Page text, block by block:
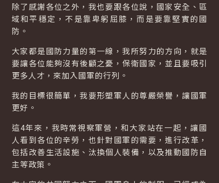
除了感謝各位之外，我也要跟各位說，國家安全、區
域和平穩定，不是靠卑躬屈膝，而是要靠堅實的國
防。
大家都是國防力量的第一線，我所努力的方向，就是
要讓各位能夠沒有後顧之憂，保衛國家，並且要吸引
更多人才，來加入國軍的行列。
我的目標很簡單，我要形塑軍人的尊嚴榮譽，讓國軍
更好。
這4年來，我時常視察軍營，和大家站在一起，讓國
人看到各位的辛勞，也針對國軍的需要，進行改革，
包括改善生活設施、汰換個人裝備，以及推動國防自
主等政策。